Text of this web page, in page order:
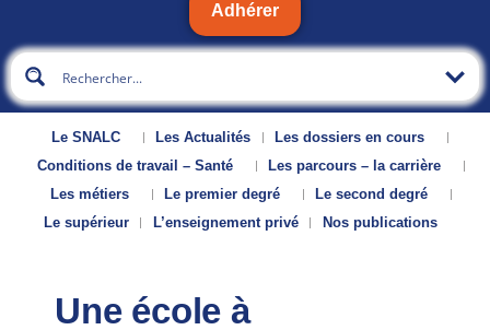
Adhérer
Le SNALC Les Actualités
Les dossiers en cours
Conditions de travail – Santé
Les parcours – la carrière
Les métiers
Le premier degré
Le second degré
Le supérieur
L’enseignement privé Nos publications
Une école à